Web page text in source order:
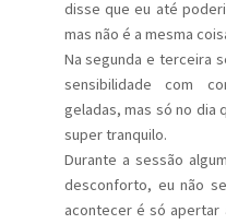
disse que eu até
mas não é a mesma
Na segunda e terceira
sensibilidade com
geladas, mas só no dia
super tranquilo.
Durante a sessão
desconforto, eu não
acontecer é só apertar